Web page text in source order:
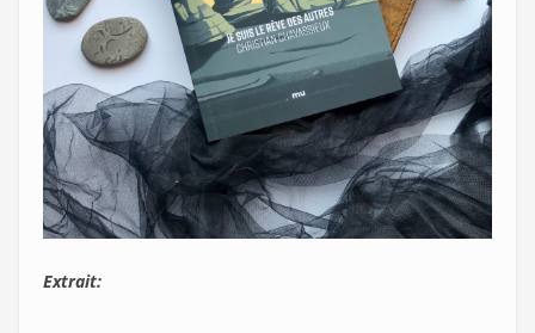
Extrait: